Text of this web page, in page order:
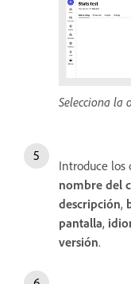
Selecciona la
Introduce los
nombre del
descripción,
pantalla,
versión.